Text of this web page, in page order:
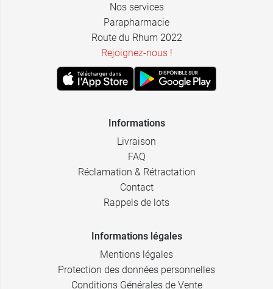
Nos services
Parapharmacie
Route du Rhum 2022
Rejoignez-nous !
Informations
Livraison
FAQ
Réclamation & Rétractation
Contact
Rappels de lots
Informations légales
Mentions légales
Protection des données personnelles
Conditions Générales de Vente